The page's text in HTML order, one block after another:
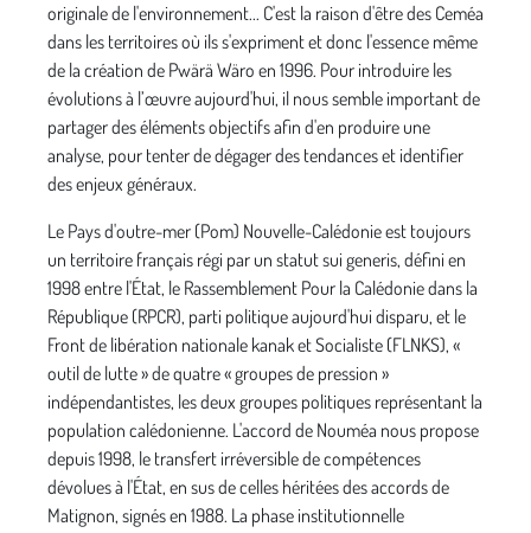
originale de l'environnement... C'est la raison d'être des Ceméa
dans les territoires où ils s'expriment et donc l'essence même
de la création de Pwärä Wäro en 1996. Pour introduire les
évolutions à l’œuvre aujourd'hui, il nous semble important de
partager des éléments objectifs afin d'en produire une
analyse, pour tenter de dégager des tendances et identifier
des enjeux généraux.
Le Pays d'outre-mer (Pom) Nouvelle-Calédonie est toujours
un territoire français régi par un statut sui generis, défini en
1998 entre l'État, le Rassemblement Pour la Calédonie dans la
République (RPCR), parti politique aujourd'hui disparu, et le
Front de libération nationale kanak et Socialiste (FLNKS), «
outil de lutte » de quatre « groupes de pression »
indépendantistes, les deux groupes politiques représentant la
population calédonienne. L'accord de Nouméa nous propose
depuis 1998, le transfert irréversible de compétences
dévolues à l'État, en sus de celles héritées des accords de
Matignon, signés en 1988. La phase institutionnelle